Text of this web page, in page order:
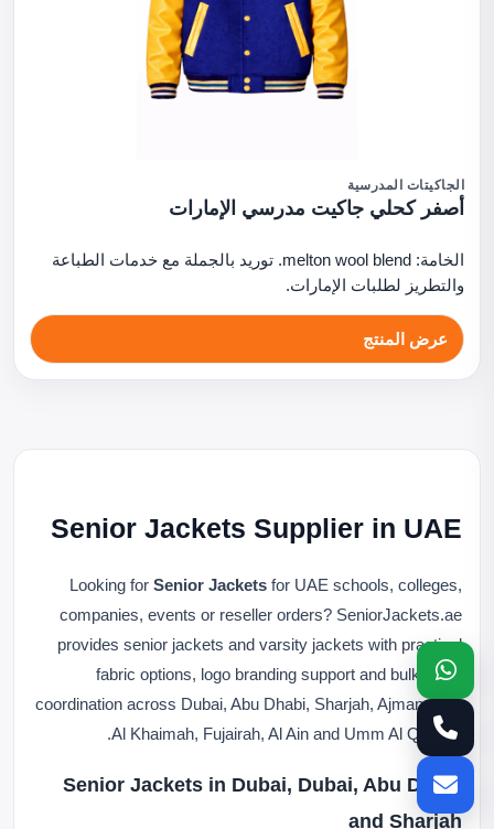
الجاكيتات المدرسية
أصفر كحلي جاكيت مدرسي الإمارات
الخامة: melton wool blend. توريد بالجملة مع خدمات الطباعة
والتطريز لطلبات الإمارات.
عرض المنتج
Senior Jackets Supplier in UAE
Looking for Senior Jackets for UAE schools, colleges,
companies, events or reseller orders? SeniorJackets.ae
provides senior jackets and varsity jackets with practical
fabric options, logo branding support and bulk order
coordination across Dubai, Abu Dhabi, Sharjah, Ajman, Ras
Al Khaimah, Fujairah, Al Ain and Umm Al Quwain.
Senior Jackets in Dubai, Dubai, Abu Dhabi
and Sharjah